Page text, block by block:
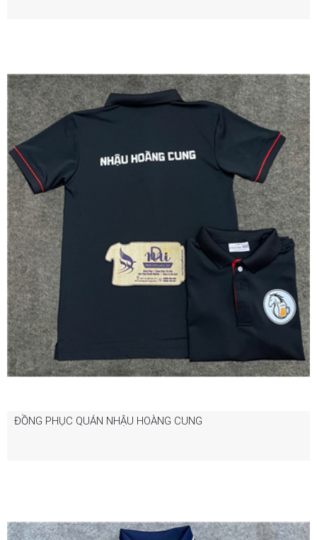
ĐỒNG PHỤC QUÁN NHẬU HOÀNG CUNG